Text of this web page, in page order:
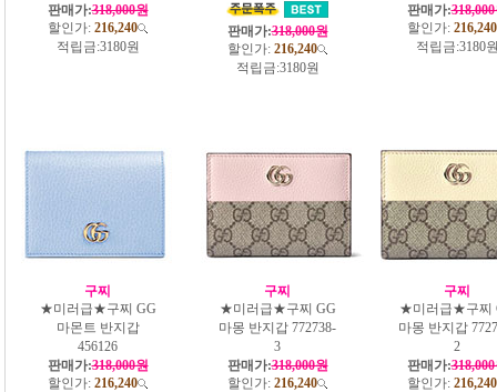
판매가:318,000원
할인가: 216,240
적립금:3180원
판매가:318,000원
할인가: 216,240
적립금:3180원
판매가:
할인가: 216,240
적립금:3180
구찌
★미러급★구찌 GG
마몬트 반지갑
456126
판매가:318,000원
할인가: 216,240
구찌
★미러급★구찌 GG
마몽 반지갑 772738-
3
판매가:318,000원
할인가: 216,240
구찌
★미러급★구찌
마몽 반지갑
2
판매가:
할인가: 216,240